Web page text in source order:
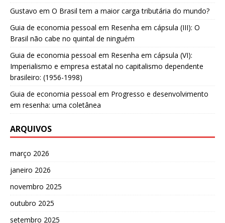
Gustavo em O Brasil tem a maior carga tributária do mundo?
Guia de economia pessoal em Resenha em cápsula (III): O
Brasil não cabe no quintal de ninguém
Guia de economia pessoal em Resenha em cápsula (VI):
Imperialismo e empresa estatal no capitalismo dependente
brasileiro: (1956-1998)
Guia de economia pessoal em Progresso e desenvolvimento
em resenha: uma coletânea
ARQUIVOS
março 2026
janeiro 2026
novembro 2025
outubro 2025
setembro 2025